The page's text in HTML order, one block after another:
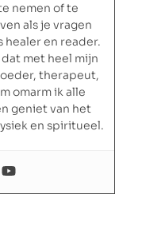
nemen of te
als je vragen
healer en reader.
met heel mijn
therapeut,
omarm ik alle
geniet van het
en spiritueel.